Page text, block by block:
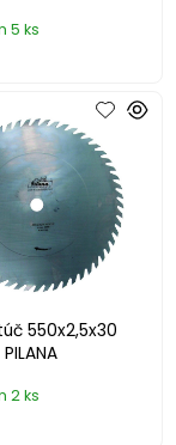
5 ks
550x2,5x30
2 ks